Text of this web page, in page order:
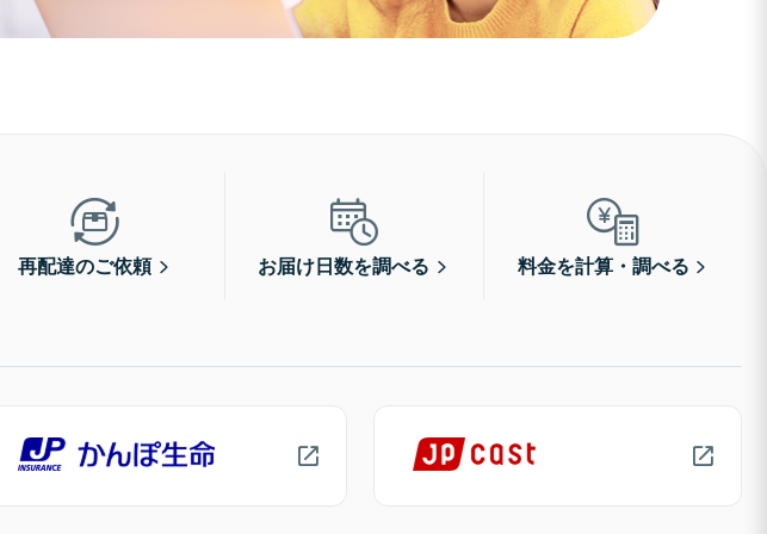
再配達のご依頼 お届け日数を調べる 料金を計算・調べる